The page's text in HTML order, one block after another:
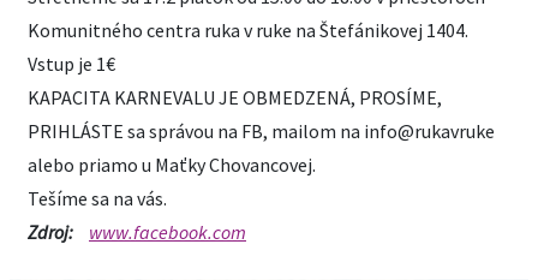
Komunitného centra ruka v ruke na Štefánikovej 1404.
Vstup je 1€
KAPACITA KARNEVALU JE OBMEDZENÁ, PROSÍME,
PRIHLÁSTE sa správou na FB, mailom na info@rukavruke
alebo priamo u Maťky Chovancovej.
Tešíme sa na vás.
Zdroj:
www.facebook.com